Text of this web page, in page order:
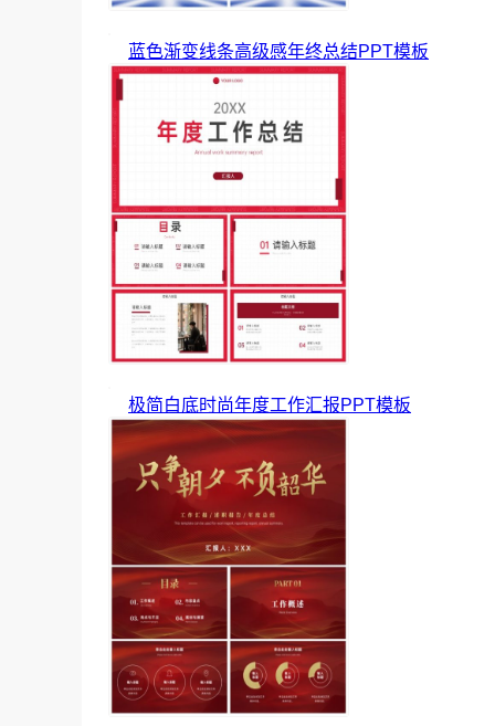
蓝色渐变线条高级感年终总结PPT模板
极简白底时尚年度工作汇报PPT模板